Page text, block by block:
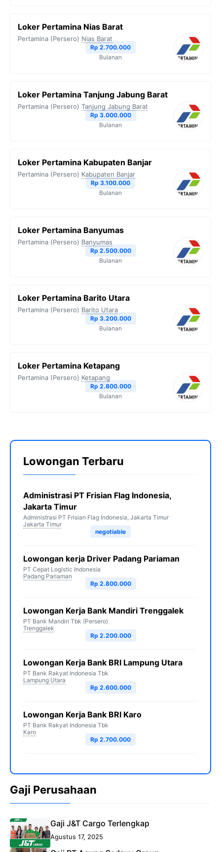
Loker Pertamina Nias Barat
Pertamina (Persero) Nias Barat
Rp 2.700.000
Bulanan
Loker Pertamina Tanjung Jabung Barat
Pertamina (Persero) Tanjung Jabung Barat
Rp 3.000.000
Bulanan
Loker Pertamina Kabupaten Banjar
Pertamina (Persero) Kabupaten Banjar
Rp 3.100.000
Bulanan
Loker Pertamina Banyumas
Pertamina (Persero) Banyumas
Rp 2.500.000
Bulanan
Loker Pertamina Barito Utara
Pertamina (Persero) Barito Utara
Rp 3.200.000
Bulanan
Loker Pertamina Ketapang
Pertamina (Persero) Ketapang
Rp 2.800.000
Bulanan
Lowongan Terbaru
Administrasi PT Frisian Flag Indonesia,
Jakarta Timur
Administrasi PT Frisian Flag Indonesia, Jakarta Timur
Jakarta Timur
negotiable
Lowongan kerja Driver Padang Pariaman
PT Cepat Logistic Indonesia
Padang Pariaman
Rp 2.800.000
Lowongan Kerja Bank Mandiri Trenggalek
PT Bank Mandiri Tbk (Persero)
Trenggalek
Rp 2.200.000
Lowongan Kerja Bank BRI Lampung Utara
PT Bank Rakyat Indonesia Tbk
Lampung Utara
Rp 2.600.000
Lowongan Kerja Bank BRI Karo
PT Bank Rakyat Indonesia Tbk
Karo
Rp 2.700.000
Gaji Perusahaan
Gaji J&T Cargo Terlengkap
Agustus 17, 2025